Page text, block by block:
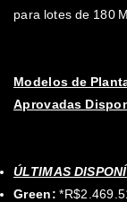
para lotes de 180
Modelos de
Aprovadas
ÚLTIMAS
Green: